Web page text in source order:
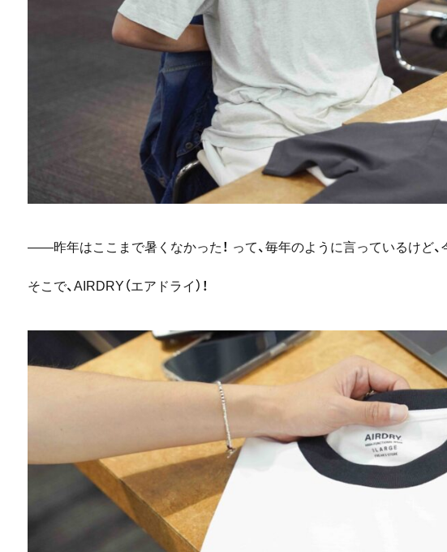
――昨年はここまで暑くなかった！ って、毎年のように言っているけど、
そこで、AIRDRY（エアドライ）！